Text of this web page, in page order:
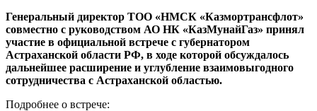
Генеральный директор ТОО «НМСК «Казмортрансфлот»
совместно с руководством АО НК «КазМунайГаз» принял
участие в официальной встрече с губернатором
Астраханской области РФ, в ходе которой обсуждалось
дальнейшее расширение и углубление взаимовыгодного
сотрудничества с Астраханской областью.
Подробнее о встрече: